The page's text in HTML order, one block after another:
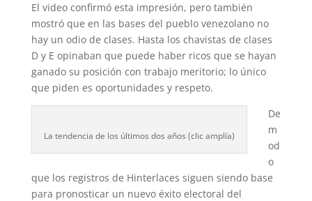
El video confirmó esta impresión, pero también
mostró que en las bases del pueblo venezolano no
hay un odio de clases. Hasta los chavistas de clases
D y E opinaban que puede haber ricos que se hayan
ganado su posición con trabajo meritorio; lo único
que piden es oportunidades y respeto.
La tendencia de los últimos dos años (clic amplía)
De
m
od
o
que los registros de Hinterlaces siguen siendo base
para pronosticar un nuevo éxito electoral del